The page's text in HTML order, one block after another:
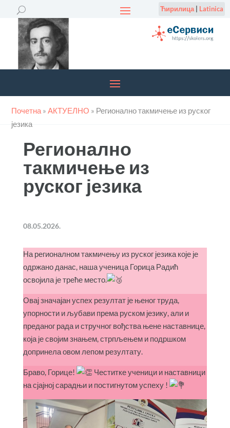
Ћирилица| Latinica
Почетна »АКТУЕЛНО » Регионално такмичење из руског
језика
Регионално
такмичење из
руског језика
08.05.2026.
На регионалном такмичењу из руског језика које је
одржано данас, наша ученица Горица Радић
освојила је треће место.
Овај значајан успех резултат је њеног труда,
упорности и љубави према руском језику, али и
преданог рада и стручног вођства њене наставнице,
која је својим знањем, стрпљењем и подршком
допринела овом лепом резултату.
Браво, Горице!
Честитке ученици и наставници
на сјајној сарадњи и постигнутом успеху !